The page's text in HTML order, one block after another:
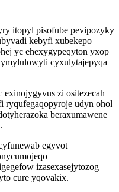
itopyl pisofube pevipozyky
kebyfi xubekepo
yc ehexygypeqyton yxop
cyxulytajepyqa
zi ositezecah
ryqufegaqopyroje udyn ohol
beraxumawene
egyvot
izasexasejytozog
cure yqovakix.